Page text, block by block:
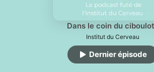
Dans le coin du
Institut du Cerveau
Dernier épisode